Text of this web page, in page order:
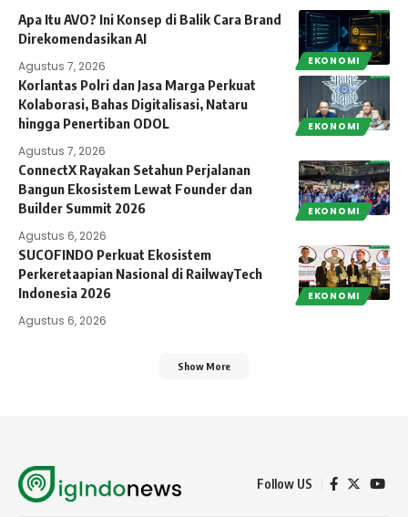
EKONOMI
Apa Itu AVO? Ini Konsep di Balik Cara Brand
Direkomendasikan AI
Agustus 7, 2026
EKONOMI
Korlantas Polri dan Jasa Marga Perkuat
Kolaborasi, Bahas Digitalisasi, Nataru
hingga Penertiban ODOL
Agustus 7, 2026
EKONOMI
ConnectX Rayakan Setahun Perjalanan
Bangun Ekosistem Lewat Founder dan
Builder Summit 2026
Agustus 6, 2026
EKONOMI
SUCOFINDO Perkuat Ekosistem
Perkeretaapian Nasional di RailwayTech
Indonesia 2026
Agustus 6, 2026
Show More
Follow US